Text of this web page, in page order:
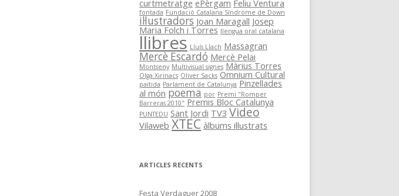
curtmetratge ePèrgam Feliu Ventura
fontada Fundació Catalana Síndrome de Down
il·lustradors Joan Maragall Josep
Maria Folch i Torres llengua oral catalana
llibres Lluís Llach Massagran
Mercè Escardó Mercè Pelai
Montseny Multivisual signes Màrius Torres
Olga Xirinacs Oliver Sacks Omnium Cultural
paitida Parlament de Catalunya Pinzellades
al món poema por Premi "Romper
Barreras 2010" Premis Bloc Catalunya
PUNTEDU Sant Jordi TV3 Video
Vilaweb XTEC àlbums il·lustrats
ARTICLES RECENTS
Festa Verdaguer 2008